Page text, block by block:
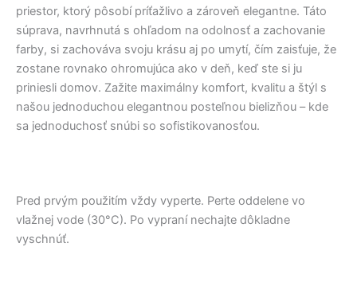
priestor, ktorý pôsobí príťažlivo a zároveň elegantne. Táto
súprava, navrhnutá s ohľadom na odolnosť a zachovanie
farby, si zachováva svoju krásu aj po umytí, čím zaisťuje, že
zostane rovnako ohromujúca ako v deň, keď ste si ju
priniesli domov. Zažite maximálny komfort, kvalitu a štýl s
našou jednoduchou elegantnou posteľnou bielizňou – kde
sa jednoduchosť snúbi so sofistikovanosťou.
Pred prvým použitím vždy vyperte. Perte oddelene vo
vlažnej vode (30°C). Po vypraní nechajte dôkladne
vyschnúť.